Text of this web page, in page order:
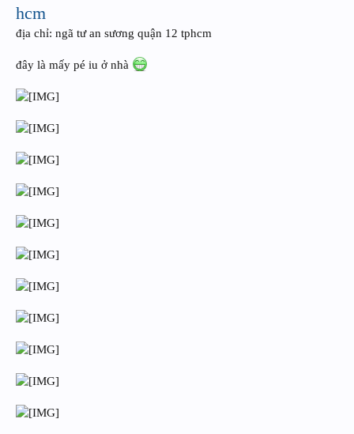
hcm
địa chỉ: ngã tư an sương quận 12 tphcm
đây là mấy pé iu ở nhà